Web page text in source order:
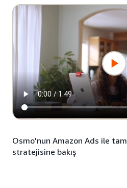
Osmo'nun Amazon Ads ile
stratejisine bakış